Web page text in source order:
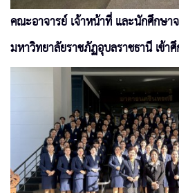
คณะอาจารย์ เจ้าหน้าที่ และนักศึกษ
มหาวิทยาลัยราชภัฏอุบลราชธานี เข้า